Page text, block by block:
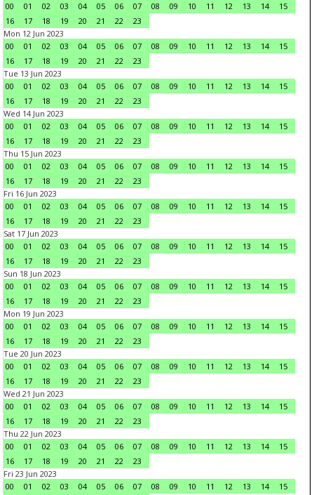
00
01 02 03 04 05 06 07 08 09 10 11 12 13 14
15
16
17 18 19 20 21 22
23
Mon 12 Jun 2023
00
01 02 03 04 05 06 07 08 09 10 11 12 13 14
15
16
17 18 19 20 21 22
23
Tue 13 Jun 2023
00
01 02 03 04 05 06 07 08 09 10 11 12 13 14
15
16
17 18 19 20 21 22
23
Wed 14 Jun 2023
00
01 02 03 04 05 06 07 08 09 10 11 12 13 14
15
16
17 18 19 20 21 22
23
Thu 15 Jun 2023
00
01 02 03 04 05 06 07 08 09 10 11 12 13 14
15
16
17 18 19 20 21 22
23
Fri 16 Jun 2023
00
01 02 03 04 05 06 07 08 09 10 11 12 13 14
15
16
17 18 19 20 21 22
23
Sat 17 Jun 2023
00
01 02 03 04 05 06 07 08 09 10 11 12 13 14
15
16
17 18 19 20 21 22
23
Sun 18 Jun 2023
00
01 02 03 04 05 06 07 08 09 10 11 12 13 14
15
16
17 18 19 20 21 22
23
Mon 19 Jun 2023
00
01 02 03 04 05 06 07 08 09 10 11 12 13 14
15
16
17 18 19 20 21 22
23
Tue 20 Jun 2023
00
01 02 03 04 05 06 07 08 09 10 11 12 13 14
15
16
17 18 19 20 21 22
23
Wed 21 Jun 2023
00
01 02 03 04 05 06 07 08 09 10 11 12 13 14
15
16
17 18 19 20 21 22
23
Thu 22 Jun 2023
00
01 02 03 04 05 06 07 08 09 10 11 12 13 14
15
16
17 18 19 20 21 22
23
Fri 23 Jun 2023
00
01 02 03 04 05 06 07 08 09 10 11 12 13 14
15